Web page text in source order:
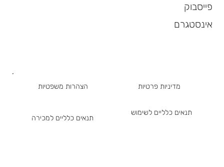
פייסבוק
אינסטגרם
מדיניות פרטיות
תנאים כלליים למכירה
תנאים כלליים לשימוש
הצהרות משפטיות